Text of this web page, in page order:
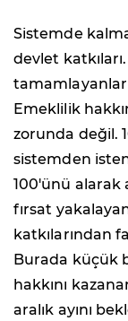
Sistemde
devlet katkıları.
tamamlayanlar
Emeklilik
zorunda değil.
sistemden
100'ünü alarak
fırsat
katkılarından
Burada küçük
hakkını
aralık ayını